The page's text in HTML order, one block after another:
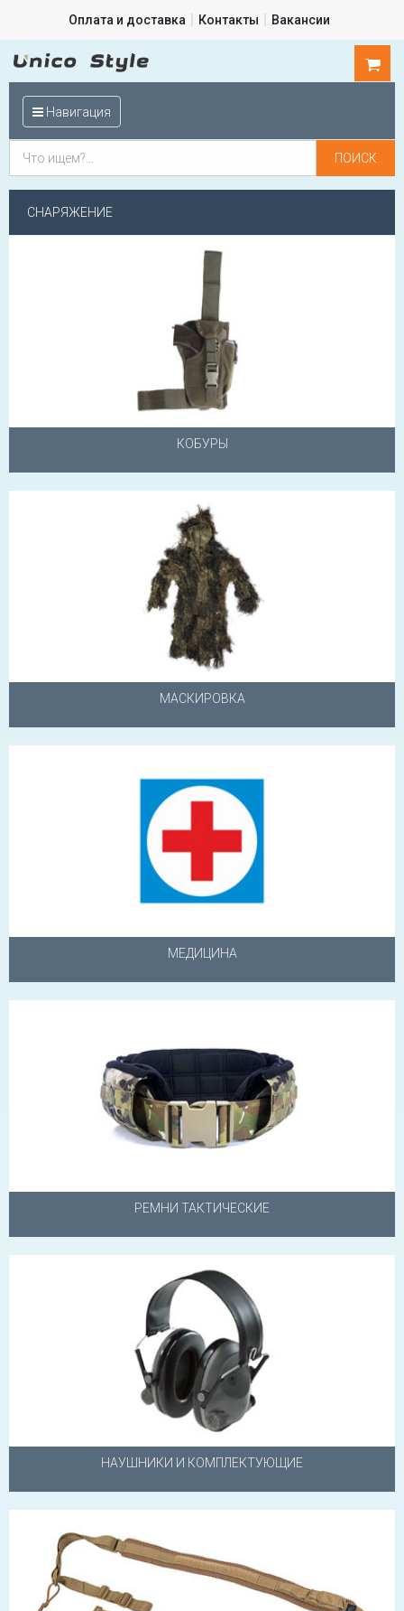
Оплата и доставка Контакты Вакансии
Навигация
СНАРЯЖЕНИЕ
КОБУРЫ
МАСКИРОВКА
МЕДИЦИНА
РЕМНИ ТАКТИЧЕСКИЕ
НАУШНИКИ И КОМПЛЕКТУЮЩИЕ